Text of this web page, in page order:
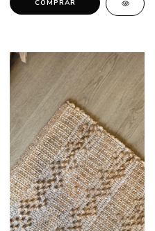
COMPRAR